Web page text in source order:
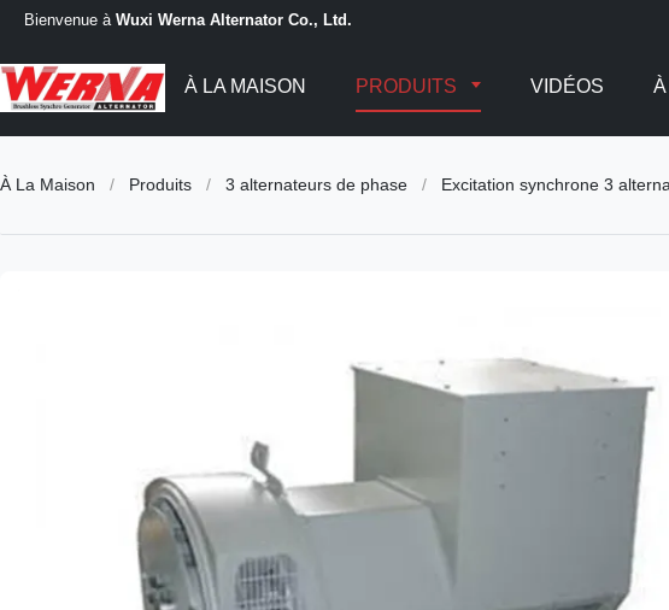
Bienvenue à Wuxi Werna Alternator Co., Ltd.
À LA MAISON PRODUITS VIDÉOS
À La Maison / Produits / 3 alternateurs de phase / Excitation synchrone 3